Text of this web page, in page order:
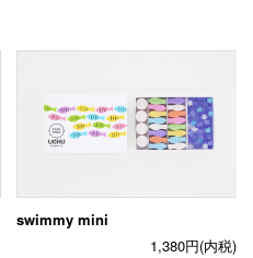
swimmy mini
1,380円(内税)